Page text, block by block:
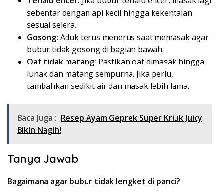
sebentar dengan api kecil hingga kekentalan
sesuai selera.
Gosong: Aduk terus menerus saat memasak agar
bubur tidak gosong di bagian bawah.
Oat tidak matang: Pastikan oat dimasak hingga
lunak dan matang sempurna. Jika perlu,
tambahkan sedikit air dan masak lebih lama.
Baca Juga : Resep Ayam Geprek Super Kriuk Juicy
Bikin Nagih!
Tanya Jawab
Bagaimana agar bubur tidak lengket di panci?